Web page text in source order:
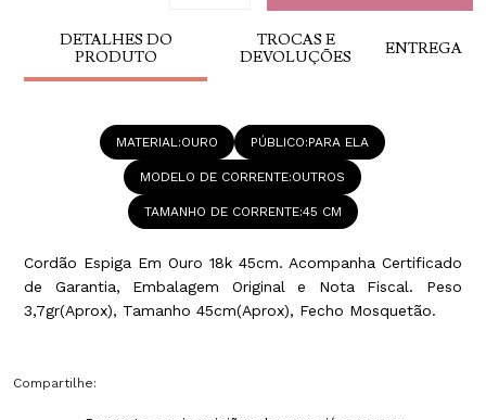
DETALHES DO
PRODUTO
TROCAS E
DEVOLUÇÕES
ENTREGA
Cordão Espiga Em Ouro 18k 45cm. Acompanha Certificado
de Garantia, Embalagem Original e Nota Fiscal. Peso
3,7gr(Aprox), Tamanho 45cm(Aprox), Fecho Mosquetão.
MATERIAL OURO PÚBLICO PARA ELA
MODELO DE CORRENTE OUTROS
TAMANHO DE CORRENTE 45 CM
Compartilhe: